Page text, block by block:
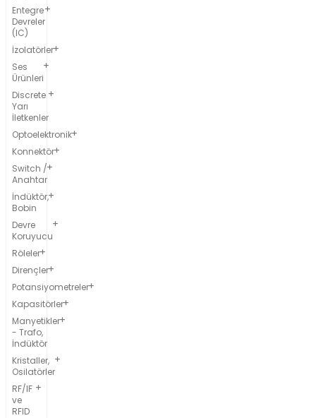
Entegre
Devreler
(IC)
İzolatörler
Ses
Ürünleri
Discrete
Yarı
İletkenler
Optoelektronik
Konnektör
Switch /
Anahtar
İndüktör,
Bobin
Devre
Koruyucu
Röleler
Dirençler
Potansiyometreler
Kapasitörler
Manyetikler
- Trafo,
İndüktör
Kristaller,
Osilatörler
RF/IF
ve
RFID